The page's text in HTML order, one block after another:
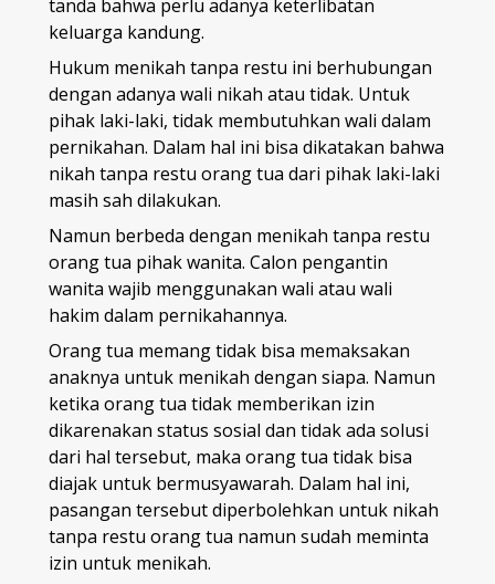
tanda bahwa perlu adanya keterlibatan
keluarga kandung.
Hukum menikah tanpa restu ini berhubungan
dengan adanya wali nikah atau tidak. Untuk
pihak laki-laki, tidak membutuhkan wali dalam
pernikahan. Dalam hal ini bisa dikatakan bahwa
nikah tanpa restu orang tua dari pihak laki-laki
masih sah dilakukan.
Namun berbeda dengan menikah tanpa restu
orang tua pihak wanita. Calon pengantin
wanita wajib menggunakan wali atau wali
hakim dalam pernikahannya.
Orang tua memang tidak bisa memaksakan
anaknya untuk menikah dengan siapa. Namun
ketika orang tua tidak memberikan izin
dikarenakan status sosial dan tidak ada solusi
dari hal tersebut, maka orang tua tidak bisa
diajak untuk bermusyawarah. Dalam hal ini,
pasangan tersebut diperbolehkan untuk nikah
tanpa restu orang tua namun sudah meminta
izin untuk menikah.